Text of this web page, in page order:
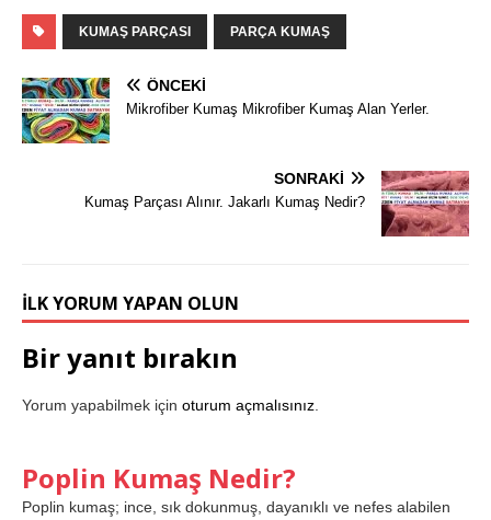
KUMAŞ PARÇASI PARÇA KUMAŞ
ÖNCEKI
Mikrofiber Kumaş Mikrofiber Kumaş Alan Yerler.
SONRAKI
Kumaş Parçası Alınır. Jakarlı Kumaş Nedir?
İLK YORUM YAPAN OLUN
Bir yanıt bırakın
Yorum yapabilmek için oturum açmalısınız
Poplin Kumaş Nedir?
Poplin kumaş; ince, sık dokunmuş, dayanıklı ve nefes alabilen